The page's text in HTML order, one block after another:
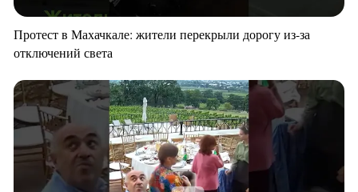
Протест в Махачкале: жители перекрыли дорогу из-за
отключений света